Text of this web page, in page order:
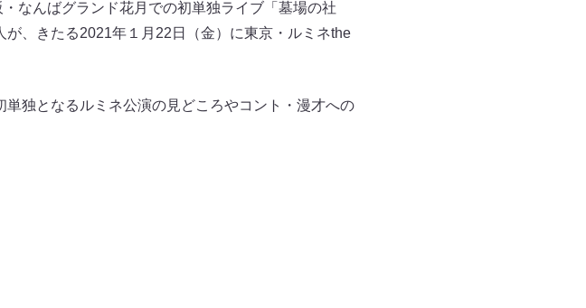
なんばグランド花月での初単独ライブ「墓場の社
、きたる2021年１月22日（金）に東京・ルミネthe
独となるルミネ公演の見どころやコント・漫才への